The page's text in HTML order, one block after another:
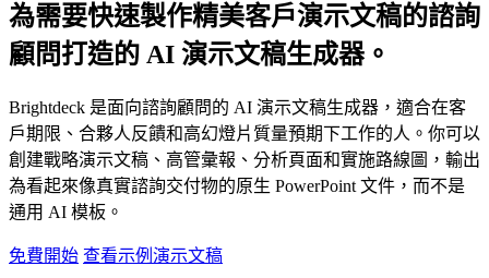
為需要快速製作精美客戶演示文稿的諮詢
顧問打造的 AI 演示文稿生成器。
Brightdeck 是面向諮詢顧問的 AI 演示文稿生成器，適合在客
戶期限、合夥人反饋和高幻燈片質量預期下工作的人。你可以
創建戰略演示文稿、高管彙報、分析頁面和實施路線圖，輸出
為看起來像真實諮詢交付物的原生 PowerPoint 文件，而不是
通用 AI 模板。
免費開始 查看示例演示文稿